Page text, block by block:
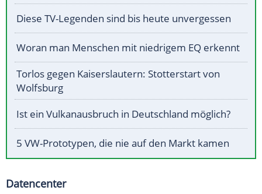
Diese TV-Legenden sind bis heute unvergessen
Woran man Menschen mit niedrigem EQ erkennt
Torlos gegen Kaiserslautern: Stotterstart von
Wolfsburg
Ist ein Vulkanausbruch in Deutschland möglich?
5 VW-Prototypen, die nie auf den Markt kamen
Datencenter